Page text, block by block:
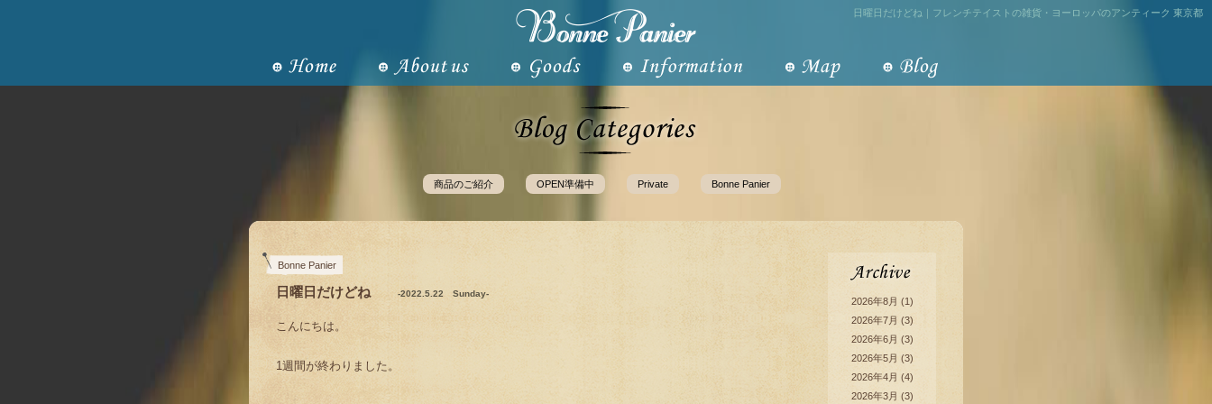
日曜日だけどね｜フレンチテイストの雑貨・ヨーロッパのアンティーク 東京都
商品のご紹介 OPEN準備中 Private Bonne Panier
Bonne Panier
日曜日だけどね -2022.5.22 Sunday-
こんにちは。
1週間が終わりました。
2026年8月 (1)
2026年7月 (3)
2026年6月 (3)
2026年5月 (3)
2026年4月 (4)
2026年3月 (3)